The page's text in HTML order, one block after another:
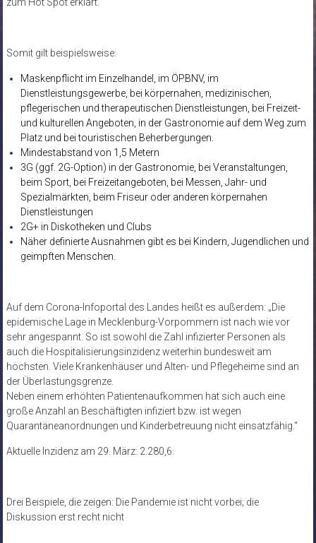
Somit gilt beispielsweise:
Maskenpflicht im Einzelhandel, im ÖPBNV, im
Dienstleistungsgewerbe, bei körpernahen, medizinischen,
pflegerischen und therapeutischen Dienstleistungen, bei Freizeit-
und kulturellen Angeboten, in der Gastronomie auf dem Weg zum
Platz und bei touristischen Beherbergungen.
Mindestabstand von 1,5 Metern
3G (ggf. 2G-Option) in der Gastronomie, bei Veranstaltungen,
beim Sport, bei Freizeitangeboten, bei Messen, Jahr- und
Spezialmärkten, beim Friseur oder anderen körpernahen
Dienstleistungen
2G+ in Diskotheken und Clubs
Näher definierte Ausnahmen gibt es bei Kindern, Jugendlichen und
geimpften Menschen.
Auf dem Corona-Infoportal des Landes heißt es außerdem: „Die
epidemische Lage in Mecklenburg-Vorpommern ist nach wie vor
sehr angespannt. So ist sowohl die Zahl infizierter Personen als
auch die Hospitalisierungsinzidenz weiterhin bundesweit am
höchsten. Viele Krankenhäuser und Alten- und Pflegeheime sind an
der Überlastungsgrenze.
Neben einem erhöhten Patientenaufkommen hat sich auch eine
große Anzahl an Beschäftigten infiziert bzw. ist wegen
Quarantäneanordnungen und Kinderbetreuung nicht einsatzfähig.“
Aktuelle Inzidenz am 29. März: 2.280,6.
Drei Beispiele, die zeigen: Die Pandemie ist nicht vorbei; die
Diskussion erst recht nicht